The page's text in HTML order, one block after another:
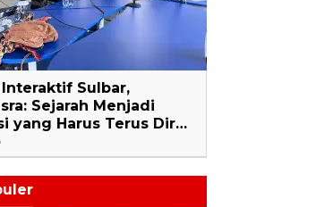
Sulbar,
Sejarah Menjadi
yang Harus Terus Dir…